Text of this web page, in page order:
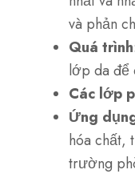
và phản
Quá trình
lớp da để
Các lớp
Ứng
hóa chất,
trường